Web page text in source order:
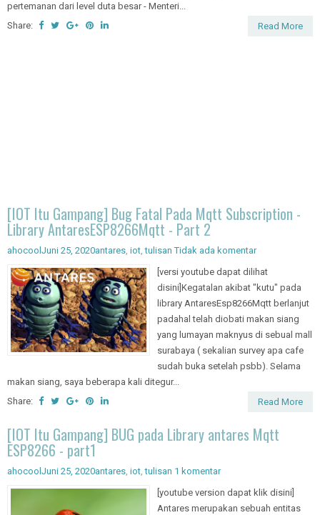
pertemanan dari level duta besar - Menteri...
Share:
Read More
[IOT Itu Gampang] Bug Fatal Pada Mqtt Subscription -
Library AntaresESP8266Mqtt - Part 2
ahocool Juni 25, 2020antares, iot,tulisan Tidak ada komentar
[versi youtube dapat dilihat
disini]Kegatalan akibat "kutu" pada
library AntaresEsp8266Mqtt berlanjut
padahal telah diobati makan siang
yang lumayan maknyus di sebual mall
surabaya ( sekalian survey apa cafe
sudah buka setelah psbb). Selama
makan siang, saya beberapa kali ditegur...
Share:
Read More
[IOT Itu Gampang] BUG pada Library antares Mqtt
ESP8266 - part1
ahocool Juni 25, 2020antares, iot,tulisan 1 komentar
[youtube version dapat klik disini]
Antares merupakan sebuah entitas